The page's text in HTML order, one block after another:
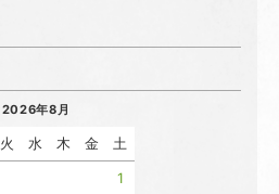
2026年8月
火 水 木 金 土
1